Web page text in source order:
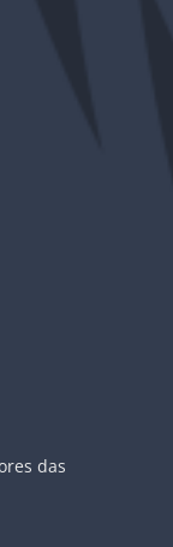
das